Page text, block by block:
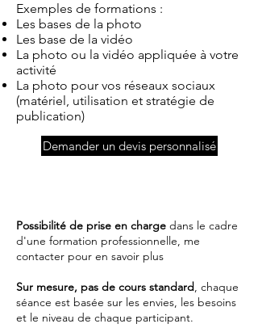
Exemples de formations :
Les bases de la photo
Les base de la vidéo
La photo ou la vidéo appliquée à votre
activité
La photo pour vos réseaux sociaux
(matériel, utilisation et stratégie de
publication)
Demander un devis personnalisé
Possibilité de prise en charge dans le cadre
d'une formation professionnelle, me
contacter pour en savoir plus
Sur mesure, pas de cours standard, chaque
séance est basée sur les envies, les besoins
et le niveau de chaque participant.